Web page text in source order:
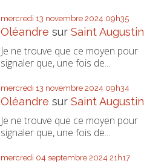
mercredi 13 novembre 2024 09h35
Oléandre sur Saint Augustin
Je ne trouve que ce moyen pour
signaler que, une fois de...
mercredi 13 novembre 2024 09h34
Oléandre sur Saint Augustin
Je ne trouve que ce moyen pour
signaler que, une fois de...
mercredi 04 septembre 2024 21h17